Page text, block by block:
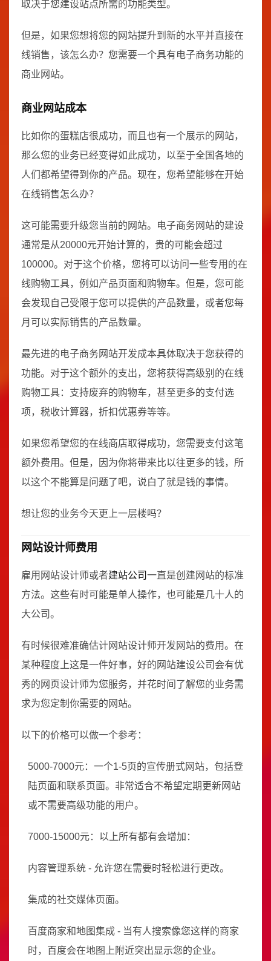
取决于您建设站点所需的功能类型。
但是，如果您想将您的网站提升到新的水平并直接在
线销售，该怎么办？您需要一个具有电子商务功能的
商业网站。
商业网站成本
比如你的蛋糕店很成功，而且也有一个展示的网站，
那么您的业务已经变得如此成功，以至于全国各地的
人们都希望得到你的产品。现在，您希望能够在开始
在线销售怎么办？
这可能需要升级您当前的网站。电子商务网站的建设
通常是从20000元开始计算的，贵的可能会超过
100000。对于这个价格，您将可以访问一些专用的在
线购物工具，例如产品页面和购物车。但是，您可能
会发现自己受限于您可以提供的产品数量，或者您每
月可以实际销售的产品数量。
最先进的电子商务网站开发成本具体取决于您获得的
功能。对于这个额外的支出，您将获得高级别的在线
购物工具：支持废弃的购物车，甚至更多的支付选
项，税收计算器，折扣优惠券等等。
如果您希望您的在线商店取得成功，您需要支付这笔
额外费用。但是，因为你将带来比以往更多的钱，所
以这个不能算是问题了吧，说白了就是钱的事情。
想让您的业务今天更上一层楼吗？
网站设计师费用
雇用网站设计师或者建站公司一直是创建网站的标准
方法。这些有时可能是单人操作，也可能是几十人的
大公司。
有时候很难准确估计网站设计师开发网站的费用。在
某种程度上这是一件好事，好的网站建设公司会有优
秀的网页设计师为您服务，并花时间了解您的业务需
求为您定制你需要的网站。
以下的价格可以做一个参考：
5000-7000元：一个1-5页的宣传册式网站，包括登
陆页面和联系页面。非常适合不希望定期更新网站
或不需要高级功能的用户。
7000-15000元：以上所有都有会增加：
内容管理系统 - 允许您在需要时轻松进行更改。
集成的社交媒体页面。
百度商家和地图集成 - 当有人搜索像您这样的商家
时，百度会在地图上附近突出显示您的企业。